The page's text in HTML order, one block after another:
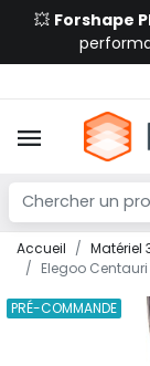
💥 Forshape
Accueil Matériel
Elegoo
PRÉ-COMMANDE